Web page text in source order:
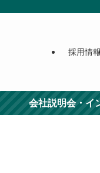
採用情
会社説明会・イ